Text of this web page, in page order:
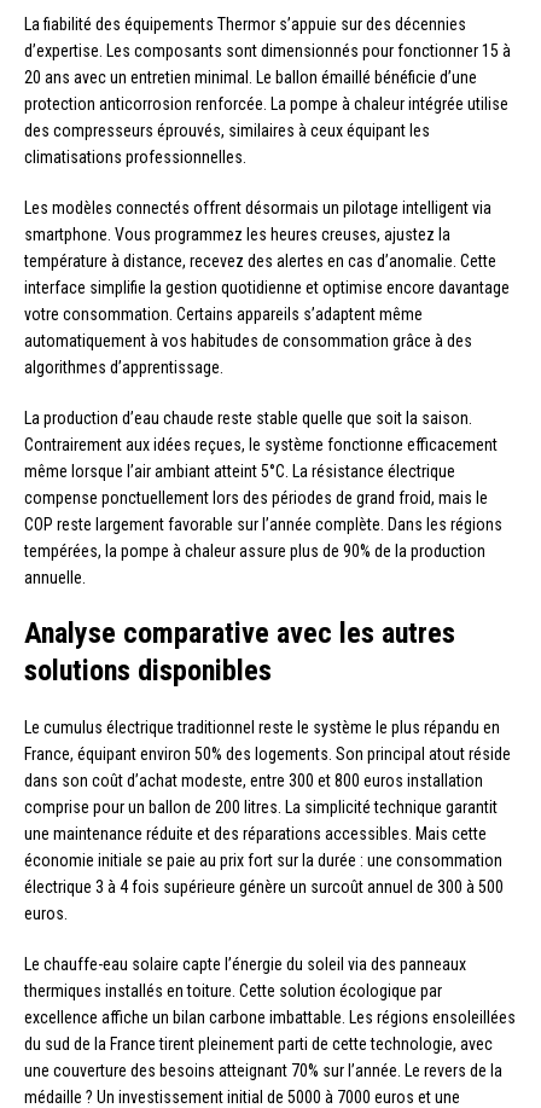
La fiabilité des équipements Thermor s’appuie sur des décennies
d’expertise. Les composants sont dimensionnés pour fonctionner 15 à
20 ans avec un entretien minimal. Le ballon émaillé bénéficie d’une
protection anticorrosion renforcée. La pompe à chaleur intégrée utilise
des compresseurs éprouvés, similaires à ceux équipant les
climatisations professionnelles.
Les modèles connectés offrent désormais un pilotage intelligent via
smartphone. Vous programmez les heures creuses, ajustez la
température à distance, recevez des alertes en cas d’anomalie. Cette
interface simplifie la gestion quotidienne et optimise encore davantage
votre consommation. Certains appareils s’adaptent même
automatiquement à vos habitudes de consommation grâce à des
algorithmes d’apprentissage.
La production d’eau chaude reste stable quelle que soit la saison.
Contrairement aux idées reçues, le système fonctionne efficacement
même lorsque l’air ambiant atteint 5°C. La résistance électrique
compense ponctuellement lors des périodes de grand froid, mais le
COP reste largement favorable sur l’année complète. Dans les régions
tempérées, la pompe à chaleur assure plus de 90% de la production
annuelle.
Analyse comparative avec les autres
solutions disponibles
Le cumulus électrique traditionnel reste le système le plus répandu en
France, équipant environ 50% des logements. Son principal atout réside
dans son coût d’achat modeste, entre 300 et 800 euros installation
comprise pour un ballon de 200 litres. La simplicité technique garantit
une maintenance réduite et des réparations accessibles. Mais cette
économie initiale se paie au prix fort sur la durée : une consommation
électrique 3 à 4 fois supérieure génère un surcoût annuel de 300 à 500
euros.
Le chauffe-eau solaire capte l’énergie du soleil via des panneaux
thermiques installés en toiture. Cette solution écologique par
excellence affiche un bilan carbone imbattable. Les régions ensoleillées
du sud de la France tirent pleinement parti de cette technologie, avec
une couverture des besoins atteignant 70% sur l’année. Le revers de la
médaille ? Un investissement initial de 5000 à 7000 euros et une